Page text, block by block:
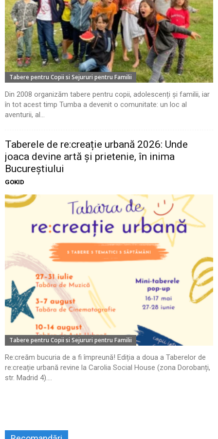
Tabere pentru Copii si Sejururi pentru Familii
Din 2008 organizăm tabere pentru copii, adolescenți și familii, iar
în tot acest timp Tumba a devenit o comunitate: un loc al
aventurii, al...
Taberele de re:creație urbană 2026: Unde
joaca devine artă și prietenie, în inima
Bucureștiului
GOKID
Tabere pentru Copii si Sejururi pentru Familii
Re:creăm bucuria de a fi împreună! Ediția a doua a Taberelor de
re:creație urbană revine la Carolia Social House (zona Dorobanți,
str. Madrid 4)....